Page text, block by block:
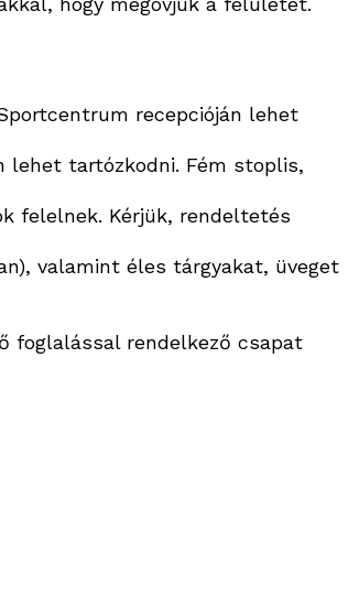
recepcióján lehet
lehet tartózkodni. Fém stoplis,
felelnek. Kérjük, rendeltetés
valamint éles tárgyakat, üveget
foglalással rendelkező csapat